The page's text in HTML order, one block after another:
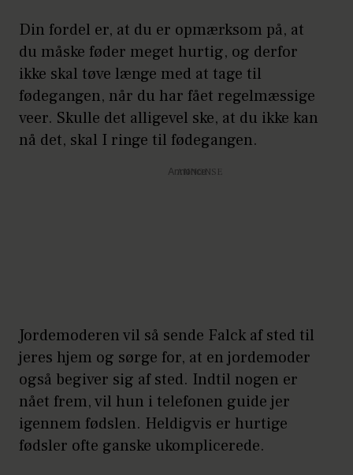
Din fordel er, at du er opmærksom på, at
du måske føder meget hurtig, og derfor
ikke skal tøve længe med at tage til
fødegangen, når du har fået regelmæssige
veer. Skulle det alligevel ske, at du ikke kan
nå det, skal I ringe til fødegangen.
Annonce
Jordemoderen vil så sende Falck af sted til
jeres hjem og sørge for, at en jordemoder
også begiver sig af sted. Indtil nogen er
nået frem, vil hun i telefonen guide jer
igennem fødslen. Heldigvis er hurtige
fødsler ofte ganske ukomplicerede.